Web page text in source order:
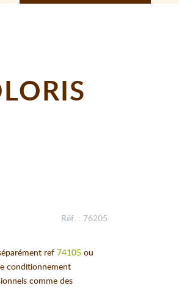
Réf. : 76205
ref 74105 ou
conditionnement
comme des